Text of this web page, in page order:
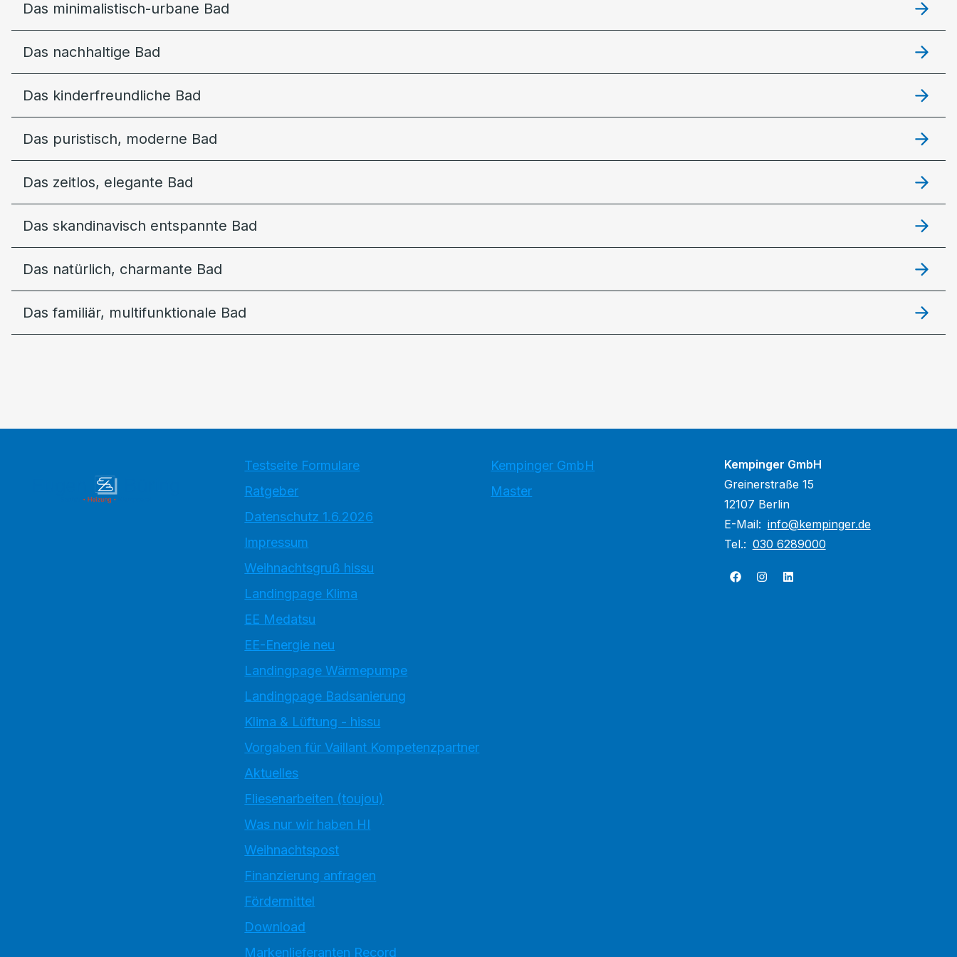
Das minimalistisch-urbane Bad
Das nachhaltige Bad
Das kinderfreundliche Bad
Das puristisch, moderne Bad
Das zeitlos, elegante Bad
Das skandinavisch entspannte Bad
Das natürlich, charmante Bad
Das familiär, multifunktionale Bad
Testseite Formulare
Ratgeber
Datenschutz 1.6.2026
Impressum
Weihnachtsgruß hissu
Landingpage Klima
EE Medatsu
EE-Energie neu
Landingpage Wärmepumpe
Landingpage Badsanierung
Klima & Lüftung - hissu
Vorgaben für Vaillant Kompetenzpartner
Aktuelles
Fliesenarbeiten (toujou)
Was nur wir haben HI
Weihnachtspost
Finanzierung anfragen
Fördermittel
Download
Markenlieferanten Record
Kempinger GmbH
Master
Kempinger GmbH
Greinerstraße 15
12107 Berlin
E-Mail: info@kempinger.de
Tel.: 030 6289000